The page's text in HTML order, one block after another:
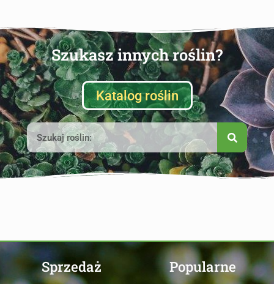
Szukasz innych roślin?
Katalog roślin
Sprzedaż Popularne